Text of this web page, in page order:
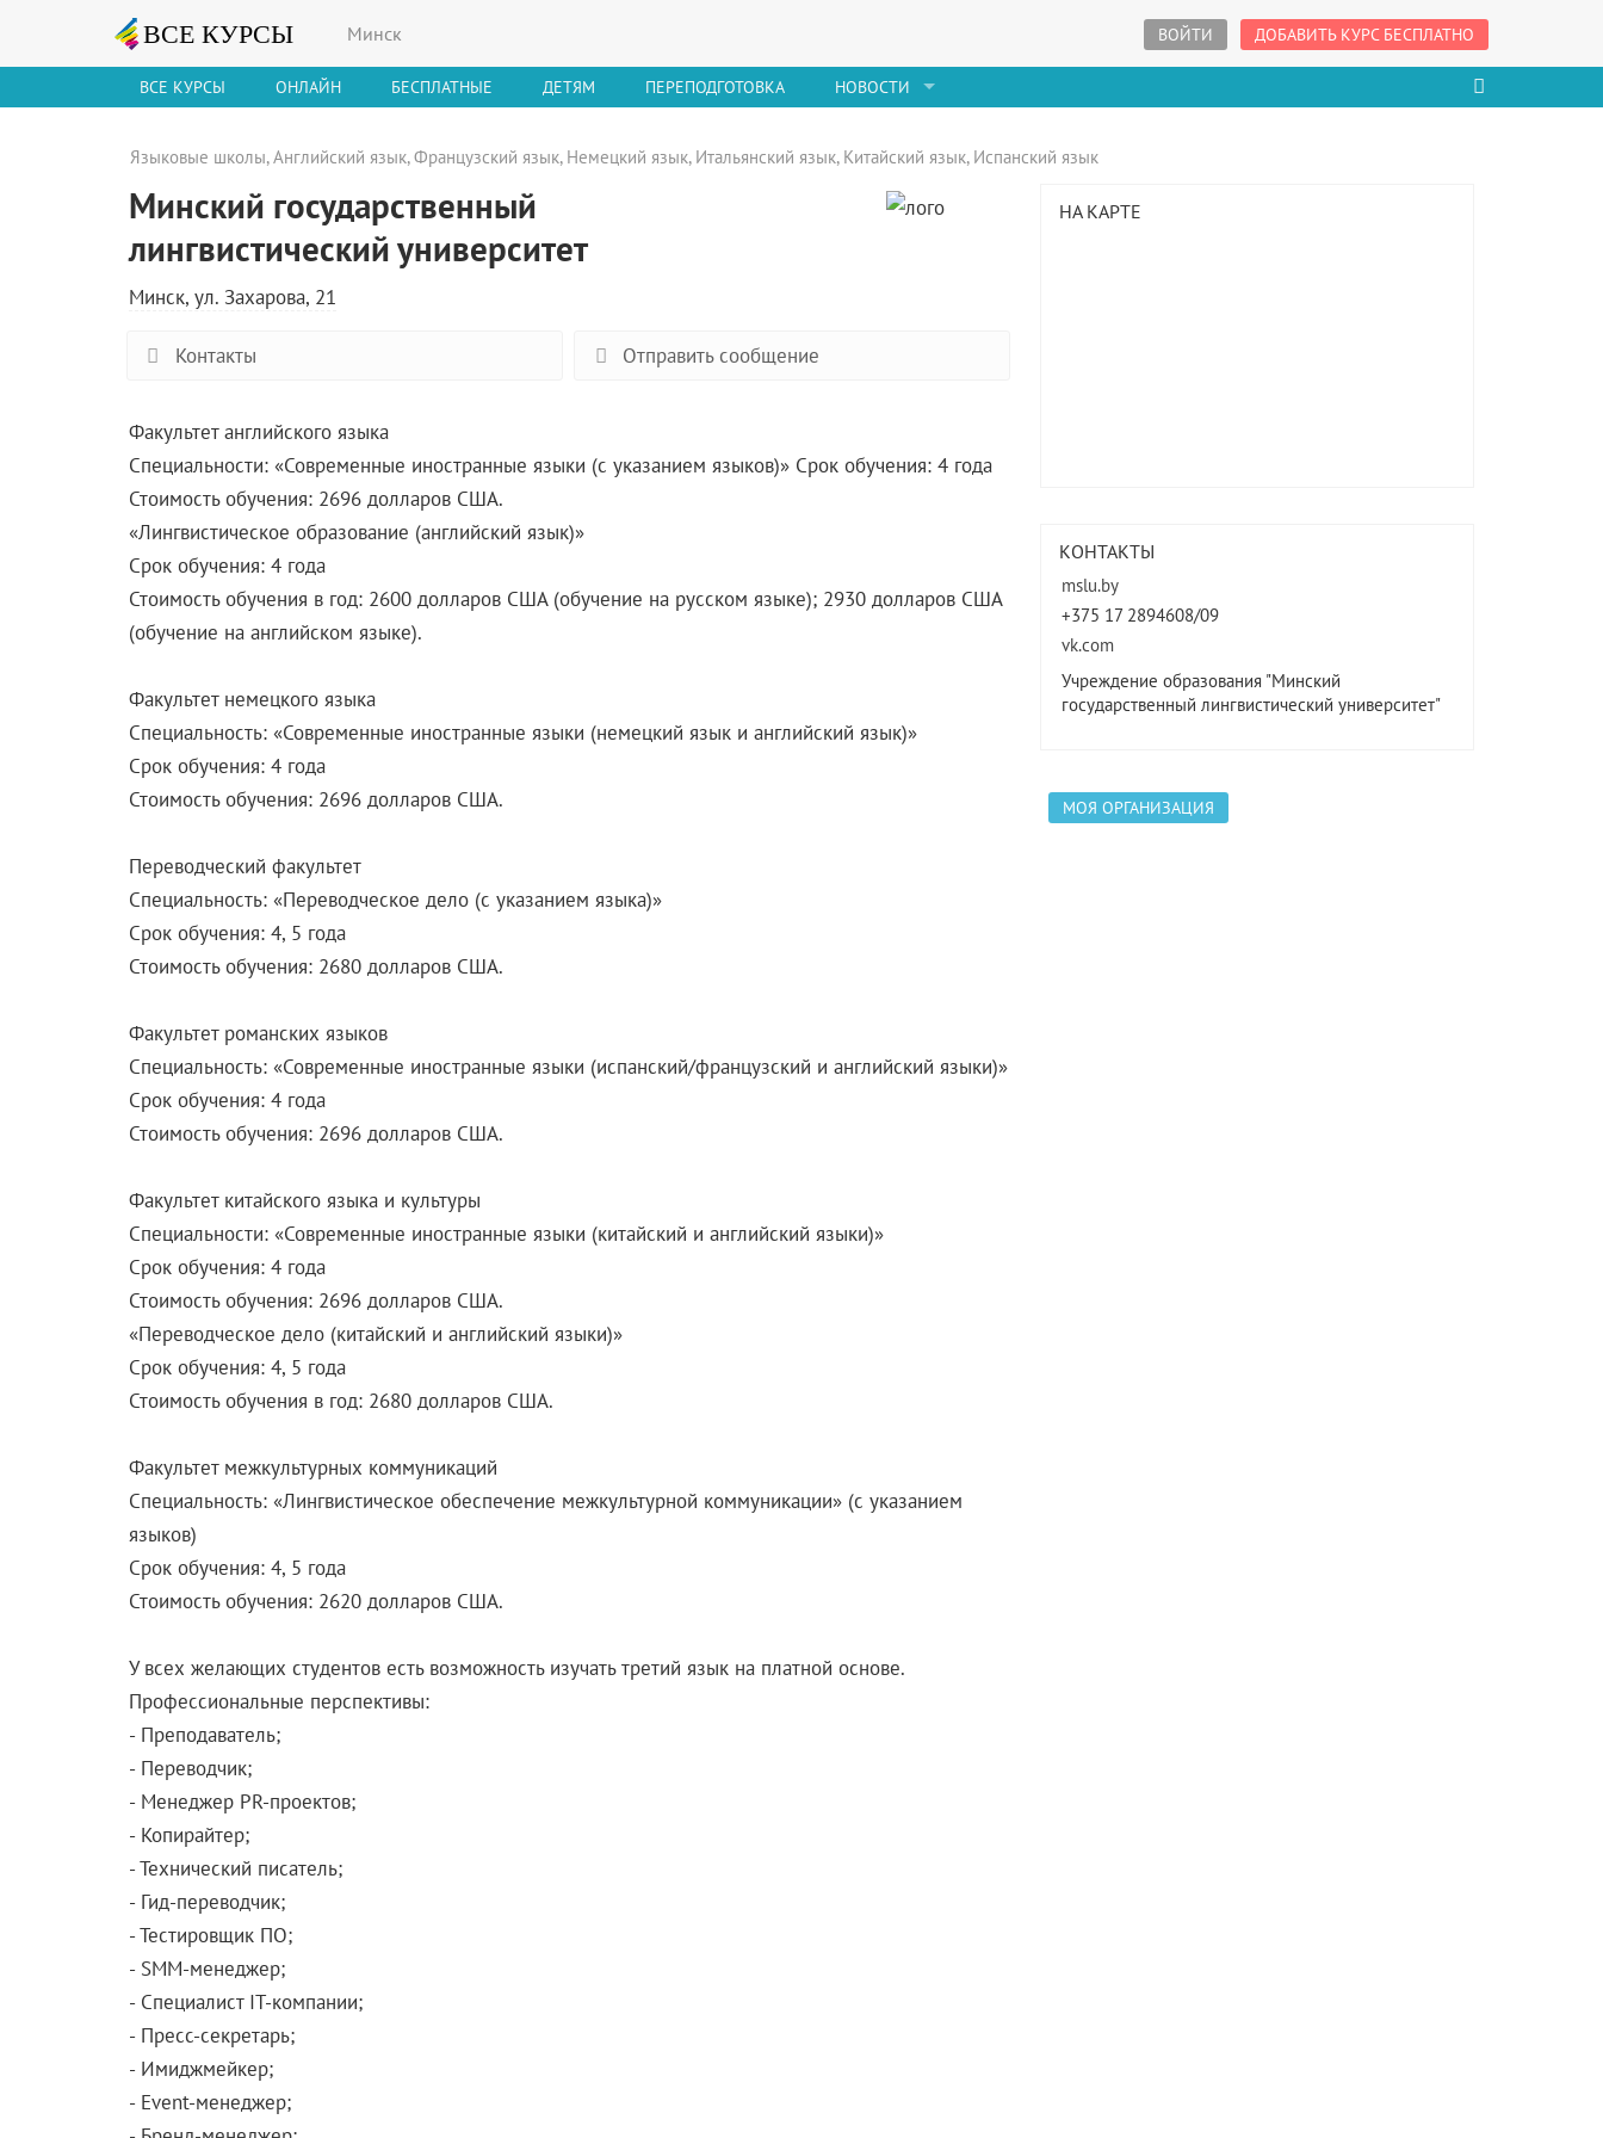
Минск ВОЙТИ ДОБАВИТЬ КУРС БЕСПЛАТНО
ВСЕ КУРСЫ ОНЛАЙН БЕСПЛАТНЫЕ ДЕТЯМ ПЕРЕПОДГОТОВКА НОВОСТИ
Языковые школы,Английский язык,Французский язык, Немецкий язык, Итальянский язык, Китайский язык, Испанский язык
Минский государственный
лингвистический университет
Минск, ул. Захарова, 21
Контакты Отправить сообщение
Факультет английского языка
Специальности: «Современные иностранные языки (с указанием языков)» Срок обучения: 4 года
Стоимость обучения: 2696 долларов США.
«Лингвистическое образование (английский язык)»
Срок обучения: 4 года
Стоимость обучения в год: 2600 долларов США (обучение на русском языке); 2930 долларов США
(обучение на английском языке).
Факультет немецкого языка
Специальность: «Современные иностранные языки (немецкий язык и английский язык)»
Срок обучения: 4 года
Стоимость обучения: 2696 долларов США.
Переводческий факультет
Специальность: «Переводческое дело (с указанием языка)»
Срок обучения: 4, 5 года
Стоимость обучения: 2680 долларов США.
Факультет романских языков
Специальность: «Современные иностранные языки (испанский/французский и английский языки)»
Срок обучения: 4 года
Стоимость обучения: 2696 долларов США.
Факультет китайского языка и культуры
Специальности: «Современные иностранные языки (китайский и английский языки)»
Срок обучения: 4 года
Стоимость обучения: 2696 долларов США.
«Переводческое дело (китайский и английский языки)»
Срок обучения: 4, 5 года
Стоимость обучения в год: 2680 долларов США.
Факультет межкультурных коммуникаций
Специальность: «Лингвистическое обеспечение межкультурной коммуникации» (с указанием
языков)
Срок обучения: 4, 5 года
Стоимость обучения: 2620 долларов США.
У всех желающих студентов есть возможность изучать третий язык на платной основе.
Профессиональные перспективы:
- Преподаватель;
- Переводчик;
- Менеджер PR-проектов;
- Копирайтер;
- Технический писатель;
- Гид-переводчик;
- Тестировщик ПО;
- SMM-менеджер;
- Специалист IT-компании;
- Пресс-секретарь;
- Имиджмейкер;
- Event-менеджер;
НА КАРТЕ
КОНТАКТЫ
mslu.by
+375 17 2894608/09
vk.com
Учреждение образования "Минский
государственный лингвистический университет"
МОЯ ОРГАНИЗАЦИЯ